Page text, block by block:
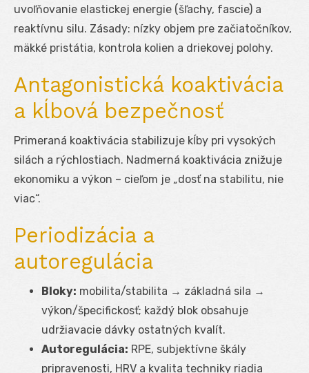
uvoľňovanie elastickej energie (šľachy, fascie) a
reaktívnu silu. Zásady: nízky objem pre začiatočníkov,
mäkké pristátia, kontrola kolien a driekovej polohy.
Antagonistická koaktivácia
a kĺbová bezpečnosť
Primeraná koaktivácia stabilizuje kĺby pri vysokých
silách a rýchlostiach. Nadmerná koaktivácia znižuje
ekonomiku a výkon – cieľom je „dosť na stabilitu, nie
viac“.
Periodizácia a
autoregulácia
Bloky: mobilita/stabilita → základná sila →
výkon/špecifickosť; každý blok obsahuje
udržiavacie dávky ostatných kvalít.
Autoregulácia: RPE, subjektívne škály
pripravenosti, HRV a kvalita techniky riadia